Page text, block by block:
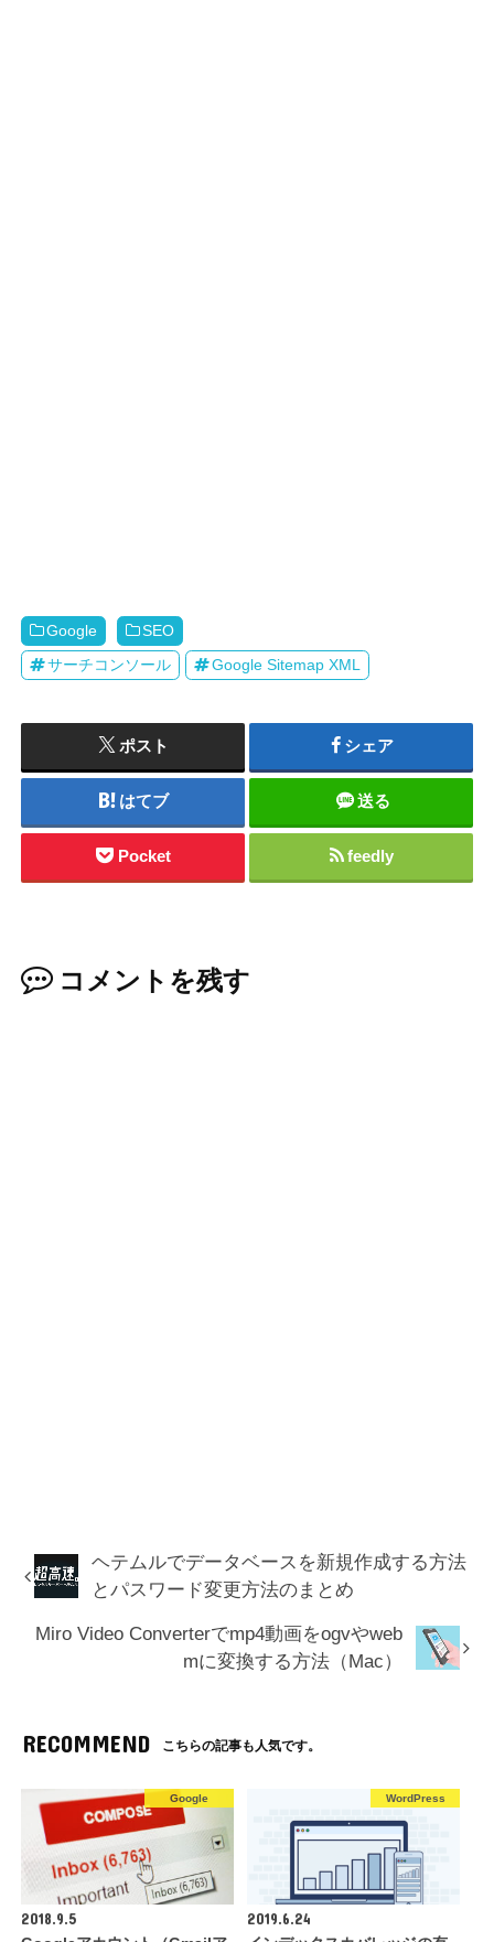
Google
SEO
サーチコンソール
Google Sitemap XML
ポスト シェア
はてブ 送る
Pocket feedly
コメントを残す
ヘテムルでデータベースを新規作成する方法
とパスワード変更方法のまとめ
Miro Video Converterでmp4動画をogvやweb
mに変換する方法（Mac）
RECOMMEND こちらの記事も人気です。
Google
2018.9.5
WordPress
2019.6.24